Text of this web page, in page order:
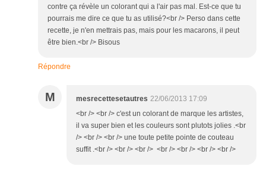
contre ça révèle un colorant qui a l'air pas mal. Est-ce que tu
pourrais me dire ce que tu as utilisé?<br /> Perso dans cette
recette, je n'en mettrais pas, mais pour les macarons, il peut
être bien.<br /> Bisous
Répondre
M mesrecettesetautres 22/06/2013 17:09
<br /> <br /> c'est un colorant de marque les artistes,
il va super bien et les couleurs sont plutots jolies .<br
/> <br /> <br /> une toute petite pointe de couteau
suffit .<br /> <br /> <br /> <br /> <br /> <br /> <br />